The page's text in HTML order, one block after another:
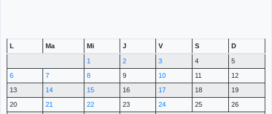
L Ma Mi J V S D
1 2 3 4
5
6
7 8 9 10 11
12
13
14 15 16 17 18
19
20
21 22 23 24 25
26